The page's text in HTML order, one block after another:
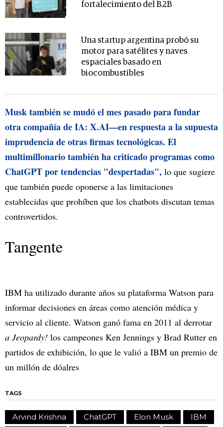
fortalecimiento del B2B
Una startup argentina probó su
motor para satélites y naves
espaciales basado en
biocombustibles
Musk también se mudó el mes pasado para fundar
otra compañía de IA: X.AI—en respuesta a la supuesta
imprudencia de otras firmas tecnológicas. El
multimillonario también ha criticado programas como
ChatGPT por tendencias "despertadas", lo que sugiere
que también puede oponerse a las limitaciones
establecidas que prohíben que los chatbots discutan temas
controvertidos.
Tangente
IBM ha utilizado durante años su plataforma Watson para
informar decisiones en áreas como atención médica y
servicio al cliente. Watson ganó fama en 2011 al derrotar
a Jeopardy! los campeones Ken Jennings y Brad Rutter en
partidos de exhibición, lo que le valió a IBM un premio de
un millón de dóalres
TAGS
Arvind Krishna ChatGPT Elon Musk
IBM